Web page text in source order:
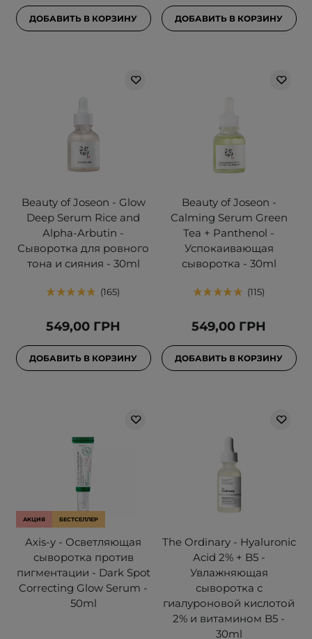
ДОБАВИТЬ В КОРЗИНУ ДОБАВИТЬ В КОРЗИНУ
Beauty of Joseon - Glow
Deep Serum Rice and
Alpha-Arbutin -
Сыворотка для ровного
тона и сияния - 30ml
165
549,00 ГРН
ДОБАВИТЬ В КОРЗИНУ
Beauty of Joseon -
Calming Serum Green
Tea + Panthenol -
Успокаивающая
сыворотка - 30ml
115
549,00 ГРН
ДОБАВИТЬ В КОРЗИНУ
АКЦИЯ БЕСТСЕЛЛЕР
Axis-y - Осветляющая
сыворотка против
пигментации - Dark Spot
Correcting Glow Serum -
50ml
The Ordinary - Hyaluronic
Acid 2% + B5 -
Увлажняющая
сыворотка с
гиалуроновой кислотой
2% и витамином B5 -
30ml